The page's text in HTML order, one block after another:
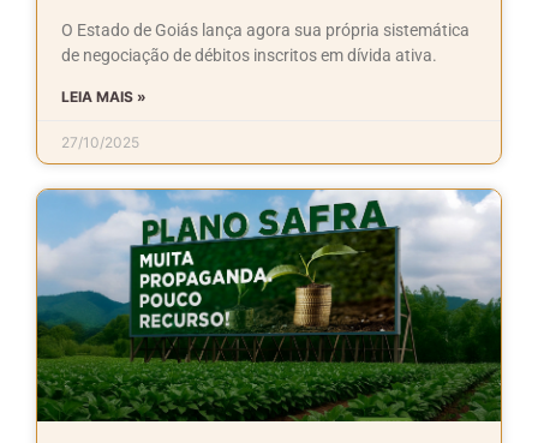
O Estado de Goiás lança agora sua própria sistemática
de negociação de débitos inscritos em dívida ativa.
LEIA MAIS »
27/10/2025